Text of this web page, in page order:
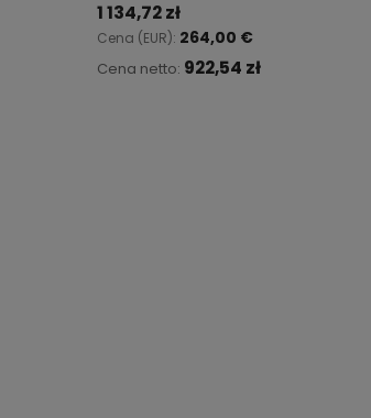
1 134,72 zł
Cena (EUR): 264,00 €
Cena netto: 922,54 zł